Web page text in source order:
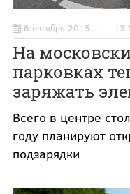
6 октября 2015 г. —
На
парковках
заряжать
Всего в центре
году планируют
подзарядки